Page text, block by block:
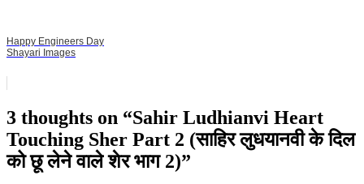
Happy Engineers Day
Shayari Images
3 thoughts on “Sahir Ludhianvi Heart
Touching Sher Part 2 (साहिर लुधयानवी के दिल
को छू लेने वाले शेर भाग 2)”